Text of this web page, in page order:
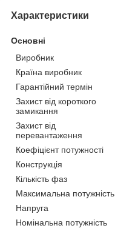
Характеристики
Основні
Виробник
Країна виробник
Гарантійний термін
Захист від короткого
замикання
Захист від
перевантаження
Коефіцієнт потужності
Конструкція
Кількість фаз
Максимальна потужність
Напруга
Номінальна потужність